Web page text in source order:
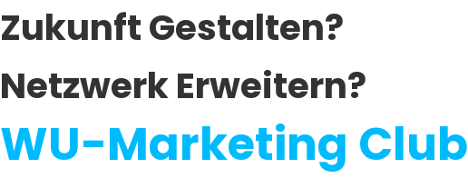
Zukunft Gestalten?
Netzwerk Erweitern?
WU-Marketing Club